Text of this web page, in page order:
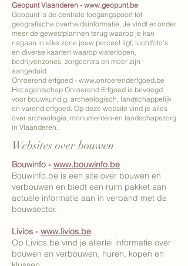
Geopunt Vlaanderen - www.geopunt.be
Geopunt is de centrale toegangspoort tot
geografische overheidsinformatie. Je vindt er onder
meer de gewestplannen terug waarop je kan
nagaan in elke zone jouw perceel ligt, luchtfoto’s
en diverse kaarten waarop waterlopen,
bedrijvenzones, zorgcentra en meer zijn
aangeduid.
Onroerend erfgoed - www.onroerenderfgoed.be
Het agentschap Onroerend Erfgoed is bevoegd
voor bouwkundig, archeologisch, landschappelijk
en varend erfgoed. Op deze website vind je alles
over archeologie, monumenten-en landschapszorg
in Vlaanderen.
Websites over bouwen
Bouwinfo - www.bouwinfo.be
Bouwinfo.be is een site over bouwen en
verbouwen en biedt een ruim pakket aan
actuele informatie aan in verband met de
bouwsector.
Livios - www.livios.be
Op Livios.be vind je allerlei informatie over
bouwen en verbouwen, huren, kopen en